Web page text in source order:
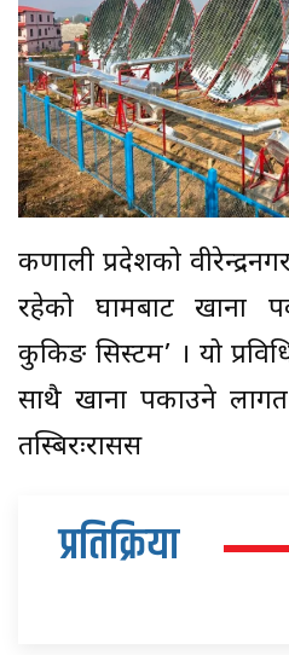
कर्णाली प्रदेशको
रहेको घामबाट खाना
कुकिङ सिस्टम’ । यो
साथै खाना पकाउने
तस्बिरःरासस
प्रतिक्रिया